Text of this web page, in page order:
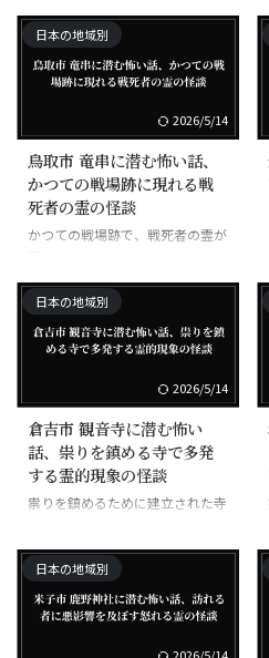
日本の地域別
2026/5/14
鳥取市 竜串に潜む怖い話、
かつての戦場跡に現れる戦
死者の霊の怪談
かつての戦場跡で、戦死者の霊が
日本の地域別
2026/5/14
倉吉市 観音寺に潜む怖い
話、祟りを鎮める寺で多発
する霊的現象の怪談
祟りを鎮めるために建立された寺
日本の地域別
2026/5/14